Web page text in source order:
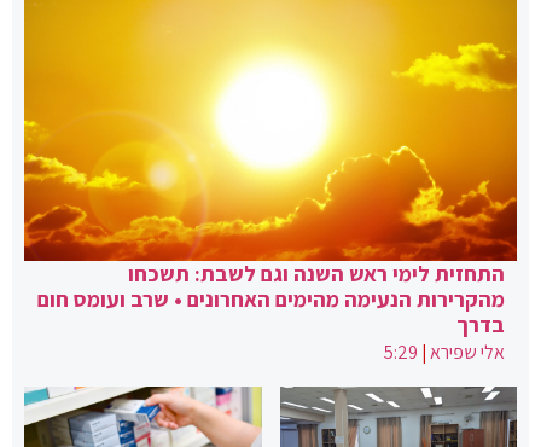
התחזית לימי ראש השנה וגם לשבת: תשכחו
מהקרירות הנעימה מהימים האחרונים • שרב ועומס חום
בדרך
אלי שפירא|
5:29